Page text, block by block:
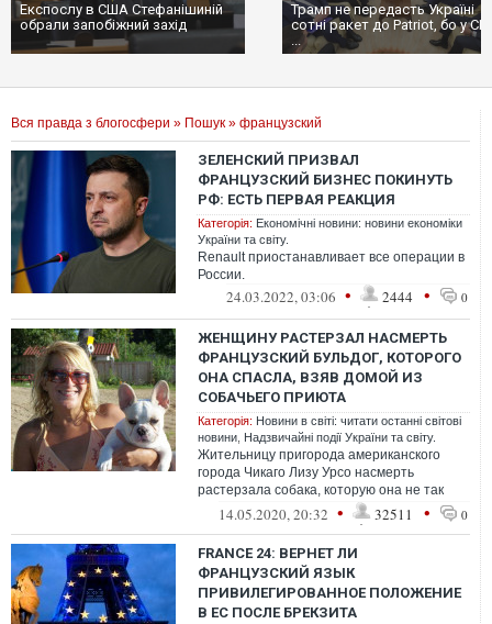
Експослу в США Стефанішиній
обрали запобіжний захід
Трамп не передасть Україні
сотні ракет до Patriot, бо у
...
Вся правда з блогосфери » Пошук » французский
ЗЕЛЕНСКИЙ ПРИЗВАЛ
ФРАНЦУЗСКИЙ БИЗНЕС ПОКИНУТЬ
РФ: ЕСТЬ ПЕРВАЯ РЕАКЦИЯ
Категорія: Економічні новини: новини економіки
України та світу.
Renault приостанавливает все операции в
России.
24.03.2022, 03:06 • 2444 • 0
ЖЕНЩИНУ РАСТЕРЗАЛ НАСМЕРТЬ
ФРАНЦУЗСКИЙ БУЛЬДОГ, КОТОРОГО
ОНА СПАСЛА, ВЗЯВ ДОМОЙ ИЗ
СОБАЧЬЕГО ПРИЮТА
Категорія: Новини в світі: читати останні світові
новини Надзвичайні події України та світу.
Жительницу пригорода американского
города Чикаго Лизу Урсо насмерть
растерзала собака, которую она не так
давно взяла к себе в дом из собачьего
14.05.2020, 20:32 • 32511 • 0
FRANCE 24: ВЕРНЕТ ЛИ
ФРАНЦУЗСКИЙ ЯЗЫК
ПРИВИЛЕГИРОВАННОЕ ПОЛОЖЕНИЕ
В ЕС ПОСЛЕ БРЕКЗИТА